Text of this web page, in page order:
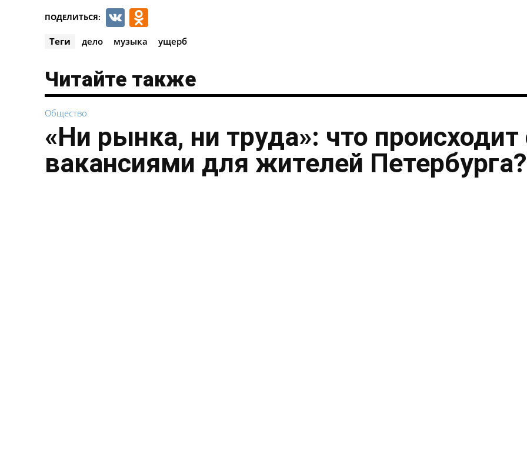
ПОДЕЛИТЬСЯ: VK
Теги дело музыка ущерб
Читайте также
Общество
«Ни рынка, ни труда»: что происходит
вакансиями для жителей Петербурга?